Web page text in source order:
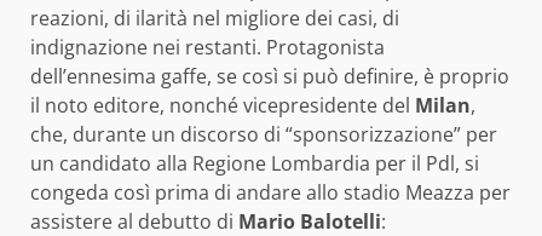
reazioni, di ilarità nel migliore dei casi, di
indignazione nei restanti. Protagonista
dell’ennesima gaffe, se così si può definire, è proprio
il noto editore, nonché vicepresidente del Milan,
che, durante un discorso di “sponsorizzazione” per
un candidato alla Regione Lombardia per il Pdl, si
congeda così prima di andare allo stadio Meazza per
assistere al debutto di Mario Balotelli: